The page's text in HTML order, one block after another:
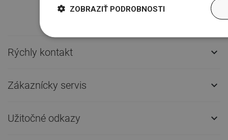
Rýchly kontakt 
Zákaznícky servis 
Užitočné odkazy 
ZOBRAZIŤ PODROBNOSTI